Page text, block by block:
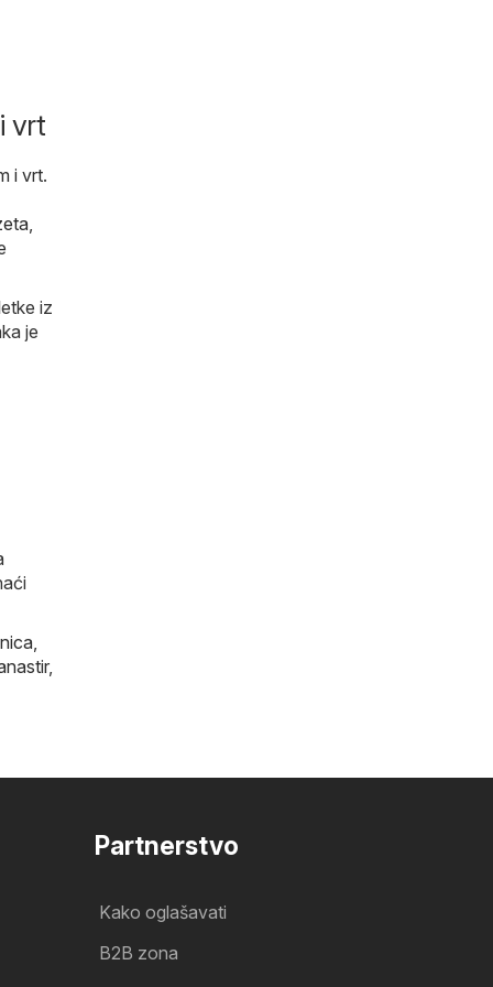
vrt
i vrt.
,
iz
je
,
,
Partnerstvo
Kako oglašavati
B2B zona